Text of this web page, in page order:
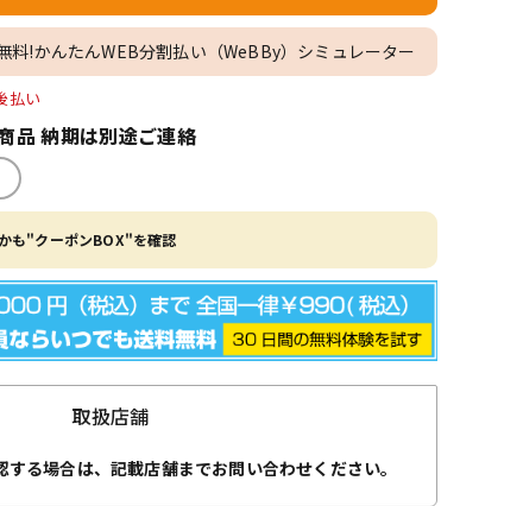
料!かんたんWEB分割払い（WeBBy）シミュレーター
払い
品 納期は別途ご連絡
も"クーポンBOX"を確認
取扱店舗
る場合は、記載店舗までお問い合わせください。